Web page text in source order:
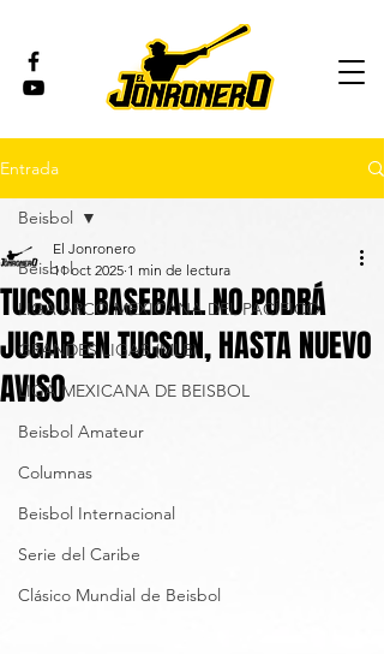
Entrada
Beisbol
LIGA ARCO MEXICANA DEL PACÍFICO
GRANDES LIGAS (MLB)
LIGA MEXICANA DE BEISBOL
Beisbol Amateur
Columnas
Beisbol Internacional
Serie del Caribe
Clásico Mundial de Beisbol
Beisbol
TUCSON BASEBALL NO PODRÁ
JUGAR EN TUCSON, HASTA NUEVO
AVISO
El Jonronero
11 oct 2025 1 min de lectura